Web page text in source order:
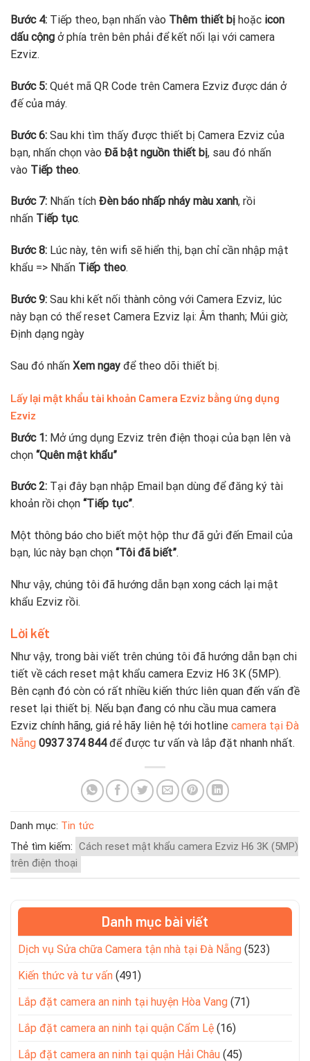
Bước 4: Tiếp theo, bạn nhấn vào Thêm thiết bị hoặc icon
dấu cộng ở phía trên bên phải để kết nối lại với camera
Ezviz.
Bước 5: Quét mã QR Code trên Camera Ezviz được dán ở
đế của máy.
Bước 6: Sau khi tìm thấy được thiết bị Camera Ezviz của
bạn, nhấn chọn vào Đã bật nguồn thiết bị, sau đó nhấn
vào Tiếp theo.
Bước 7: Nhấn tích Đèn báo nhấp nháy màu xanh, rồi
nhấn Tiếp tục.
Bước 8: Lúc này, tên wifi sẽ hiển thị, bạn chỉ cần nhập mật
khẩu => Nhấn Tiếp theo.
Bước 9: Sau khi kết nối thành công với Camera Ezviz, lúc
này bạn có thể reset Camera Ezviz lại: Âm thanh; Múi giờ;
Định dạng ngày
Sau đó nhấn Xem ngay để theo dõi thiết bị.
Lấy lại mật khẩu tài khoản Camera Ezviz bằng ứng dụng
Ezviz
Bước 1: Mở ứng dụng Ezviz trên điện thoại của bạn lên và
chọn “Quên mật khẩu”
Bước 2: Tại đây bạn nhập Email bạn dùng để đăng ký tài
khoản rồi chọn “Tiếp tục”.
Một thông báo cho biết một hộp thư đã gửi đến Email của
bạn, lúc này bạn chọn “Tôi đã biết”.
Như vậy, chúng tôi đã hướng dẫn bạn xong cách lại mật
khẩu Ezviz rồi.
Lời kết
Như vậy, trong bài viết trên chúng tôi đã hướng dẫn bạn chi
tiết về cách reset mật khẩu camera Ezviz H6 3K (5MP).
Bên cạnh đó còn có rất nhiều kiến thức liên quan đến vấn đề
reset lại thiết bị. Nếu bạn đang có nhu cầu mua camera
Ezviz chính hãng, giá rẻ hãy liên hệ tới hotline camera tại Đà
Nẵng 0937 374 844để được tư vấn và lắp đặt nhanh nhất.
Danh mục: Tin tức
Thẻ tìm kiếm: Cách reset mật khẩu camera Ezviz H6 3K (5MP)
trên điện thoại
Danh mục bài viết
Dịch vụ Sửa chữa Camera tận nhà tại Đà Nẵng (523)
Kiến thức và tư vấn (491)
Lắp đặt camera an ninh tại huyện Hòa Vang (71)
Lắp đặt camera an ninh tại quận Cẩm Lệ (16)
Lắp đặt camera an ninh tại quận Hải Châu (45)